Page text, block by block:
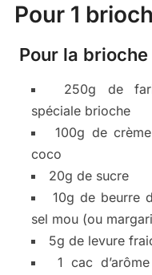
Pour 1
Pour la brioche
250g de
spéciale brioche
100g de
coco
20g de sucre
10g de beurre
sel mou (ou
5g de levure
1 cac